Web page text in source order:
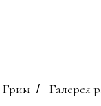
Грим / Галерея